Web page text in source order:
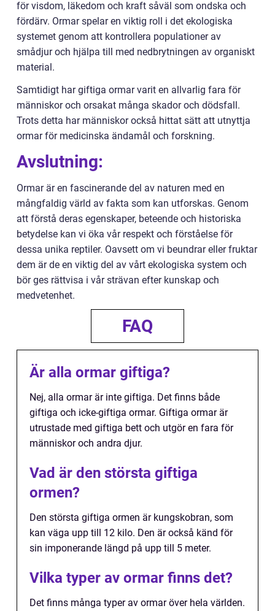
för visdom, läkedom och kraft såväl som ondska och
fördärv. Ormar spelar en viktig roll i det ekologiska
systemet genom att kontrollera populationer av
smådjur och hjälpa till med nedbrytningen av organiskt
material.
Samtidigt har giftiga ormar varit en allvarlig fara för
människor och orsakat många skador och dödsfall.
Trots detta har människor också hittat sätt att utnyttja
ormar för medicinska ändamål och forskning.
Avslutning:
Ormar är en fascinerande del av naturen med en
mångfaldig värld av fakta som kan utforskas. Genom
att förstå deras egenskaper, beteende och historiska
betydelse kan vi öka vår respekt och förståelse för
dessa unika reptiler. Oavsett om vi beundrar eller fruktar
dem är de en viktig del av vårt ekologiska system och
bör ges rättvisa i vår strävan efter kunskap och
medvetenhet.
FAQ
Är alla ormar giftiga?
Nej, alla ormar är inte giftiga. Det finns både
giftiga och icke-giftiga ormar. Giftiga ormar är
utrustade med giftiga bett och utgör en fara för
människor och andra djur.
Vad är den största giftiga
ormen?
Den största giftiga ormen är kungskobran, som
kan väga upp till 12 kilo. Den är också känd för
sin imponerande längd på upp till 5 meter.
Vilka typer av ormar finns det?
Det finns många typer av ormar över hela världen.